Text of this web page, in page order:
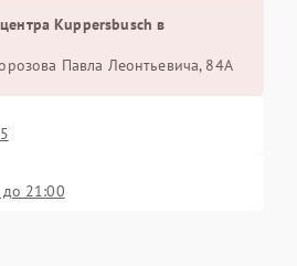
Kuppersbusch в
Павла Леонтьевича, 84А
21:00